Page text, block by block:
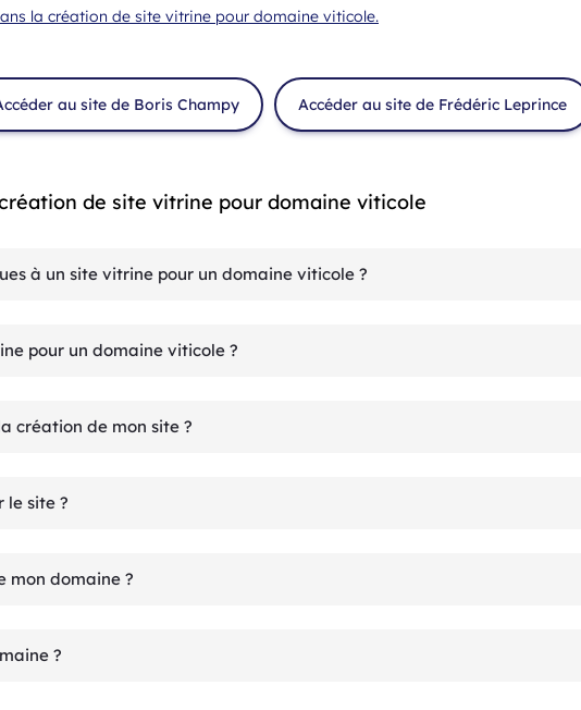
la création de site vitrine pour domaine viticole.
au site de Boris Champy Accéder au site de Frédéric Leprince
de site vitrine pour domaine viticole
à un site vitrine pour un domaine viticole ?
pour un domaine viticole ?
création de mon site ?
le site ?
mon domaine ?
?